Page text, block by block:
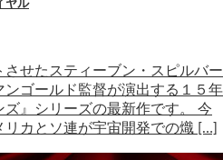
ヤル
せたスティーブン・スピルバー
ゴールド監督が演出する１５年
』シリーズの最新作です。 今
リカとソ連が宇宙開発での熾 […]